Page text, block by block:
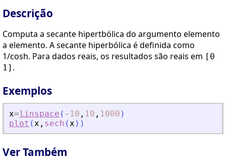
Descrição
Computa a secante hipertbólica do argumento elemento
a elemento. A secante hiperbólica é definida como
1/cosh. Para dados reais, os resultados são reais em [0
1] .
Exemplos
x=linspace ( - 10 , 10 , 1000 )
plot (x , sech (x ) )
Ver Também